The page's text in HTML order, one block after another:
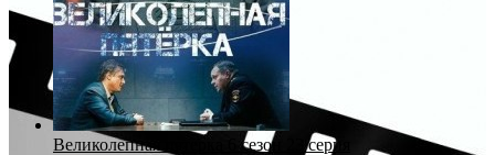
Великолепная пятерка 6 сезон 23 серия